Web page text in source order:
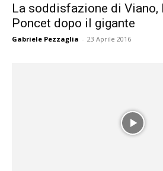
La soddisfazione di Viano,
Poncet dopo il gigante
Gabriele Pezzaglia - 23 Aprile 2016